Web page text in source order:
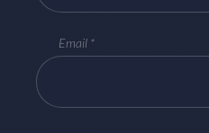
Email